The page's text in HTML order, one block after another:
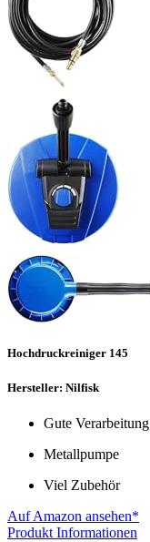
Hochdruckreiniger 145
Hersteller: Nilfisk
Gute Verarbeitung
Metallpumpe
Viel Zubehör
Auf Amazon ansehen*
Produkt Informationen